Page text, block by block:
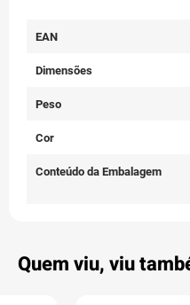
EAN
Dimensões
Peso
Cor
Conteúdo da Embalagem
Quem viu, viu